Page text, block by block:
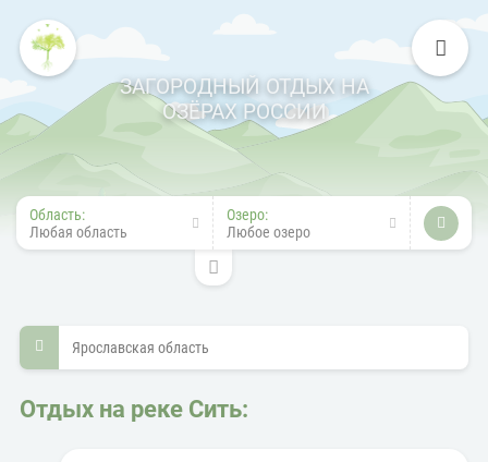
ЗАГОРОДНЫЙ ОТДЫХ НА
ОЗЁРАХ РОССИИ
Область:
Любая область
Озеро:
Любое озеро
Ярославская область
Отдых на реке Сить: